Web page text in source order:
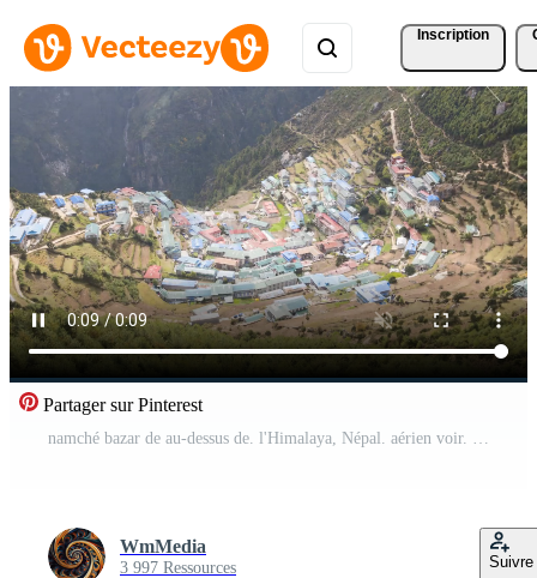
Inscription
Partager sur Pinterest
namché bazar de au-dessus de. l'Himalaya, Népal. aérien voir. temps laps Vidéo Pro
WmMedia
3 997 Ressources Suivre